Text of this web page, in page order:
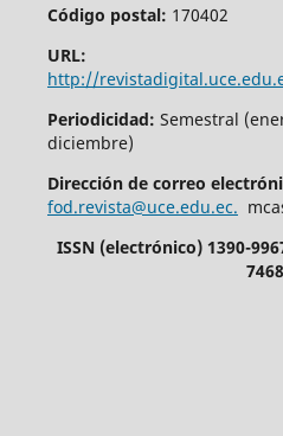
Código postal: 170402
URL:
http://
Periodicidad: Semestral
diciembre)
Dirección de correo
fod.revista@uce.edu.ec.
ISSN (electrónico) 1390-
7468